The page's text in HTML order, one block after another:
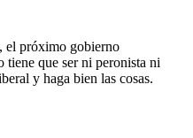
el próximo gobierno
que ser ni peronista ni
y haga bien las cosas.